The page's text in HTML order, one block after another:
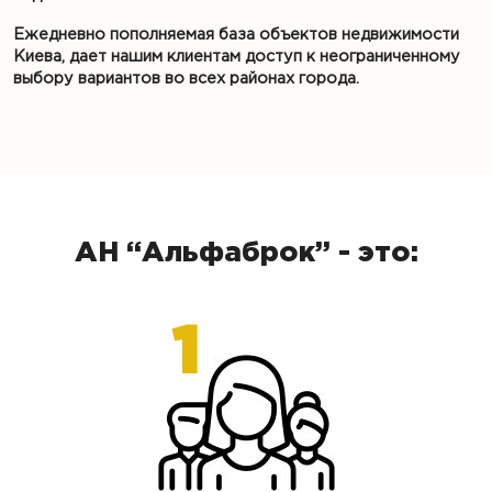
Ежедневно пополняемая база объектов недвижимости
Киева, дает нашим клиентам доступ к неограниченному
выбору вариантов во всех районах города.
АН “Альфаброк” - это: